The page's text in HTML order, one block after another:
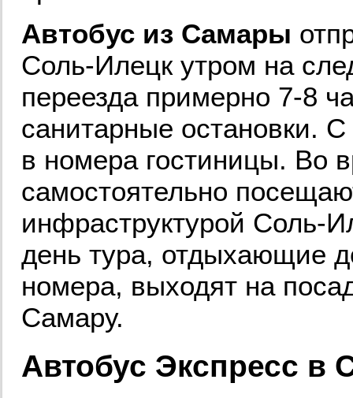
Автобус из Самары
Соль-Илецк утром на
переезда примерно 7-8
санитарные остановки.
в номера гостиницы. Во
самостоятельно
инфраструктурой Соль-
день тура, отдыхающие
номера, выходят на
Самару.
Автобус Экспресс в